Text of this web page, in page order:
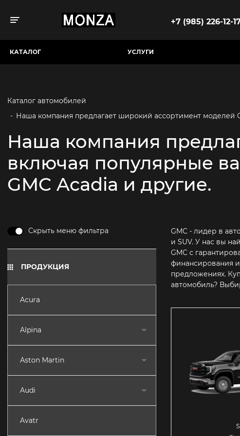
Toggle navigation +7 (985) 226-12-
КАТАЛОГ УСЛУГИ
Каталог автомобилей
- Наша компания предлагает широкий ассортимент моделей
Наша компания
включая популярные
GMC Acadia и другие.
Скрыть меню фильтра
ПРОДУКЦИЯ
Acura
Alpina
Aston Martin
Audi
Avatr
GMC - лидер в
и SUV. У нас вы
GMC с
финансирования
предложениях.
автомобиль?